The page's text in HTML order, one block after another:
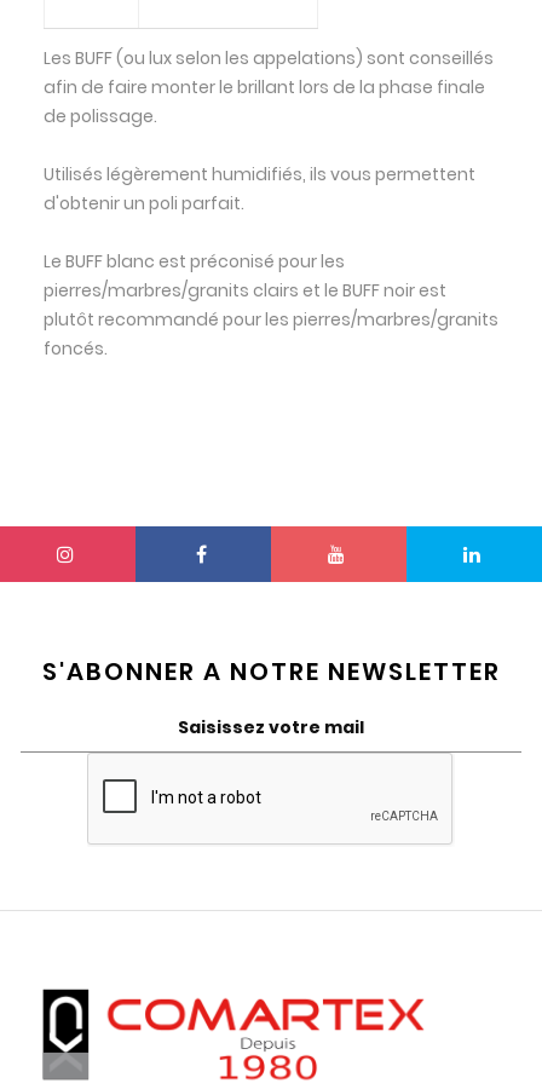
Les BUFF (ou lux selon les appelations) sont conseillés
afin de faire monter le brillant lors de la phase finale
de polissage.
Utilisés légèrement humidifiés, ils vous permettent
d'obtenir un poli parfait.
Le BUFF blanc est préconisé pour les
pierres/marbres/granits clairs et le BUFF noir est
plutôt recommandé pour les pierres/marbres/granits
foncés.
S'ABONNER A NOTRE NEWSLETTER